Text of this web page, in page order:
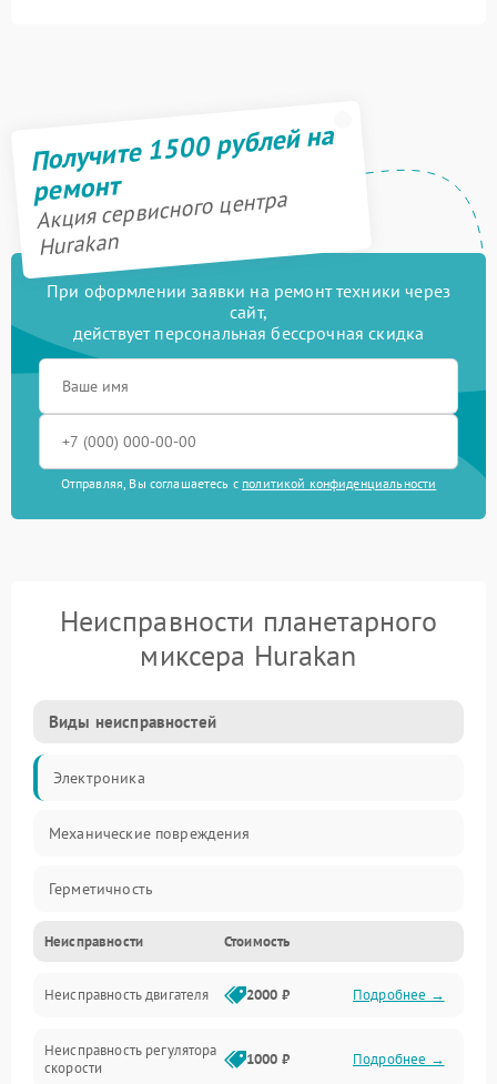
Получите 1500 рублей на
ремонт
Акция сервисного центра
Hurakan
При оформлении заявки на ремонт техники через
сайт,
действует персональная бессрочная скидка
Отправляя, Вы соглашаетесь с политикой конфиденциальности
Неисправности планетарного
миксера Hurakan
Виды неисправностей
Электроника
Механические повреждения
Герметичность
Механика
Электропитание
Привод
Неисправности Стоимость
Неисправность двигателя 2000 ₽ Подробнее →
Неисправность регулятора
скорости
1000 ₽ Подробнее →